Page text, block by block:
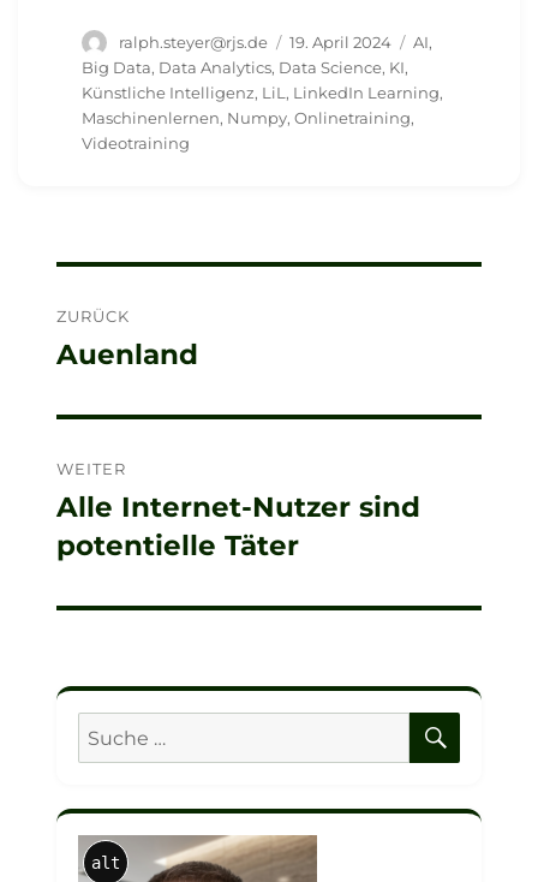
Autor
ralph.steyer@rjs.de
Veröffentlicht
am
19. April 2024 Schlagwörter
AI,
Big Data, Data Analytics, Data Science, KI,
Künstliche Intelligenz, LiL , LinkedIn Learning,
Maschinenlernen, Numpy,Onlinetraining,
Videotraining
ZURÜCK
Vorheriger
Auenland
WEITER
Nächster
Beitrag:
Alle Internet-Nutzer sind
potentielle Täter
Suche
nach:
alt